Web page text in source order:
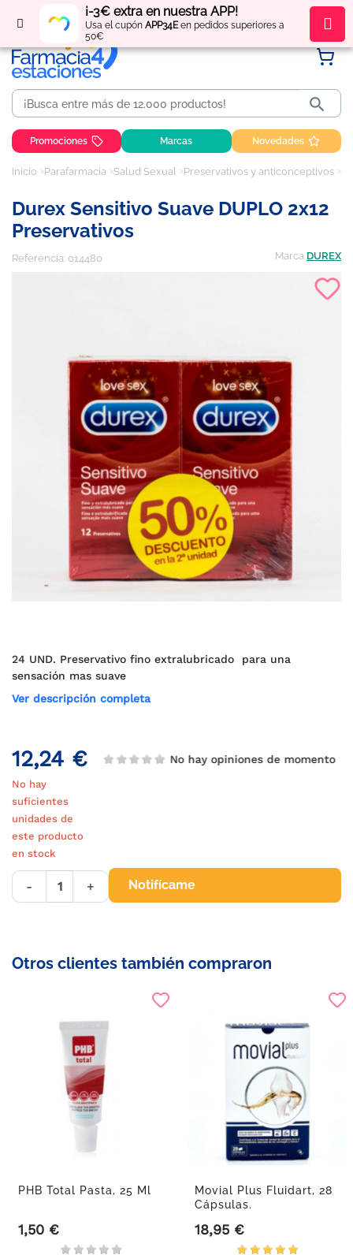
¡-3€ extra en nuestra APP!
Usa el cupón APP34Een pedidos superiores a
50€
Regístratey obténpuntos por tus compras

Promociones Marcas Novedades
Inicio Parafarmacia Salud Sexual Preservativos y anticonceptivos
Durex Sensitivo Suave DUPLO 2x12
Preservativos
Referencia: 014480 Marca DUREX
24 UND. Preservativo fino extralubricado para una
sensación mas suave
Ver descripción completa
12,24 € No hay opiniones de momento
No hay
suficientes
unidades de
este producto
en stock
- + Notifícame
Otros clientes también compraron
PHB Total Pasta, 25 Ml
Precio
1,50 €
Movial Plus Fluidart, 28
Cápsulas.
Precio
18,95 €